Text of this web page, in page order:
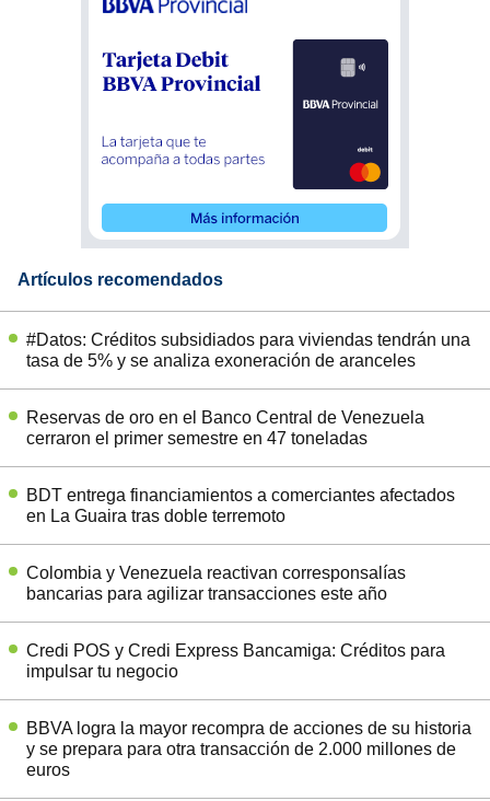
Artículos recomendados
#Datos: Créditos subsidiados para viviendas tendrán una
tasa de 5% y se analiza exoneración de aranceles
Reservas de oro en el Banco Central de Venezuela
cerraron el primer semestre en 47 toneladas
BDT entrega financiamientos a comerciantes afectados
en La Guaira tras doble terremoto
Colombia y Venezuela reactivan corresponsalías
bancarias para agilizar transacciones este año
Credi POS y Credi Express Bancamiga: Créditos para
impulsar tu negocio
BBVA logra la mayor recompra de acciones de su historia
y se prepara para otra transacción de 2.000 millones de
euros